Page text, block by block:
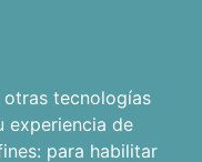
tecnologías
experiencia de
para habilitar